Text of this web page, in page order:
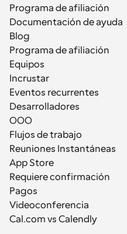
Programa de afiliación
Documentación de ayuda
Blog
Programa de afiliación
Equipos
Incrustar
Eventos recurrentes
Desarrolladores
OOO
Flujos de trabajo
Reuniones Instantáneas
App Store
Requiere confirmación
Pagos
Videoconferencia
Cal.com vs Calendly